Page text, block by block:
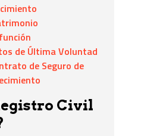
de Última Voluntad
de Seguro de
Civil